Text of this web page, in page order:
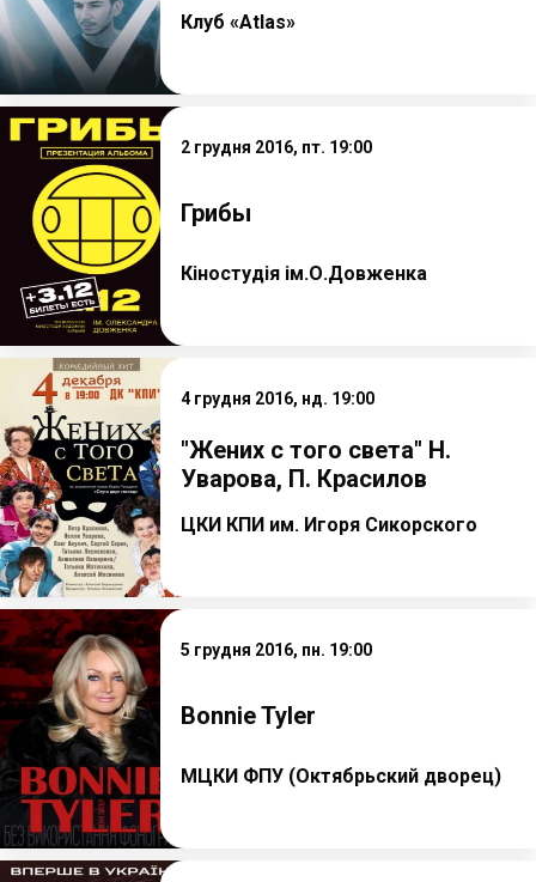
Клуб «Atlas»
2 грудня 2016, пт. 19:00
Грибы
Кіностудія ім.О.Довженка
4 грудня 2016, нд. 19:00
"Жених с того света" Н.
Уварова, П. Красилов
ЦКИ КПИ им. Игоря Сикорского
5 грудня 2016, пн. 19:00
Bonnie Tyler
МЦКИ ФПУ (Октябрьский дворец)